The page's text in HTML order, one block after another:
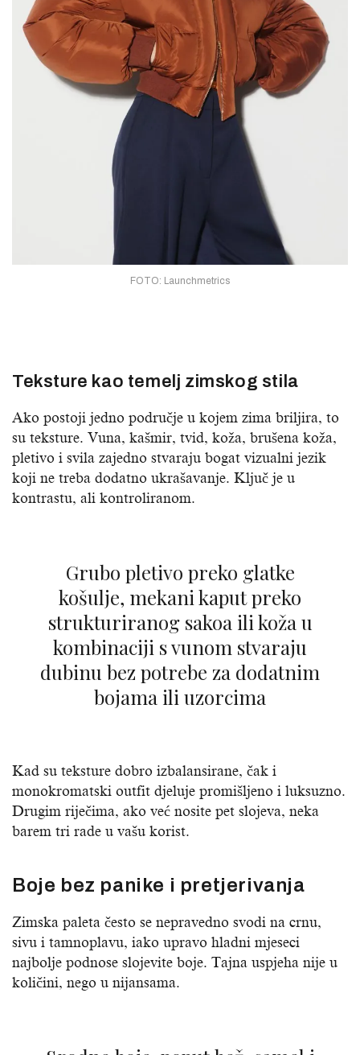
FOTO: Launchmetrics
Teksture kao temelj zimskog stila
Ako postoji jedno područje u kojem zima briljira, to
su teksture. Vuna, kašmir, tvid, koža, brušena koža,
pletivo i svila zajedno stvaraju bogat vizualni jezik
koji ne treba dodatno ukrašavanje. Ključ je u
kontrastu, ali kontroliranom.
Grubo pletivo preko glatke
košulje, mekani kaput preko
strukturiranog sakoa ili koža u
kombinaciji s vunom stvaraju
dubinu bez potrebe za dodatnim
bojama ili uzorcima
Kad su teksture dobro izbalansirane, čak i
monokromatski outfit djeluje promišljeno i luksuzno.
Drugim riječima, ako već nosite pet slojeva, neka
barem tri rade u vašu korist.
Boje bez panike i pretjerivanja
Zimska paleta često se nepravedno svodi na crnu,
sivu i tamnoplavu, iako upravo hladni mjeseci
najbolje podnose slojevite boje. Tajna uspjeha nije u
količini, nego u nijansama.